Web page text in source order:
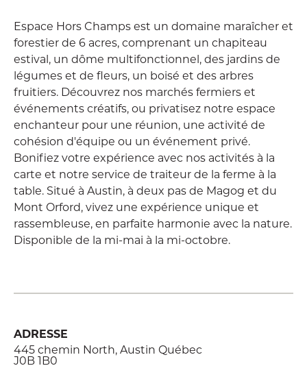
Espace Hors Champs est un domaine maraîcher et
forestier de 6 acres, comprenant un chapiteau
estival, un dôme multifonctionnel, des jardins de
légumes et de fleurs, un boisé et des arbres
fruitiers. Découvrez nos marchés fermiers et
événements créatifs, ou privatisez notre espace
enchanteur pour une réunion, une activité de
cohésion d'équipe ou un événement privé.
Bonifiez votre expérience avec nos activités à la
carte et notre service de traiteur de la ferme à la
table. Situé à Austin, à deux pas de Magog et du
Mont Orford, vivez une expérience unique et
rassembleuse, en parfaite harmonie avec la nature.
Disponible de la mi-mai à la mi-octobre.
ADRESSE
445 chemin North, Austin Québec
J0B 1B0